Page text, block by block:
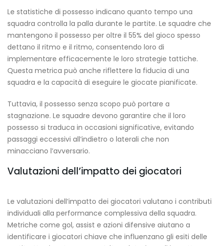
Le statistiche di possesso indicano quanto tempo una
squadra controlla la palla durante le partite. Le squadre che
mantengono il possesso per oltre il 55% del gioco spesso
dettano il ritmo e il ritmo, consentendo loro di
implementare efficacemente le loro strategie tattiche.
Questa metrica può anche riflettere la fiducia di una
squadra e la capacità di eseguire le giocate pianificate.
Tuttavia, il possesso senza scopo può portare a
stagnazione. Le squadre devono garantire che il loro
possesso si traduca in occasioni significative, evitando
passaggi eccessivi all’indietro o laterali che non
minacciano l’avversario.
Valutazioni dell’impatto dei giocatori
Le valutazioni dell’impatto dei giocatori valutano i contributi
individuali alla performance complessiva della squadra.
Metriche come gol, assist e azioni difensive aiutano a
identificare i giocatori chiave che influenzano gli esiti delle